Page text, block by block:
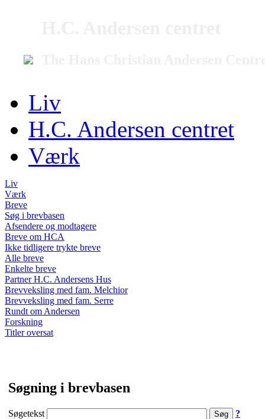
Liv
H.C. Andersen centret
Værk
Liv
Værk
Breve
Søg i brevbasen
Afsendere og modtagere
Breve om HCA
Ikke tidligere trykte breve
Alle breve
Enkelte breve
Partner H.C. Andersens Hus
Brevveksling med fam. Melchior
Brevveksling med fam. Serre
Rundt om Andersen
Forskning
Titler oversat
Søgning i brevbasen
Søgetekst ?